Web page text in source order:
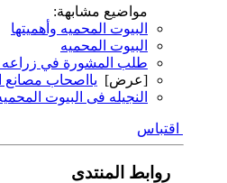
مواضيع مشابهة:
البيوت المحميه وأهميتها
البيوت المحميه
طلب المشورة في زراعه
[عرض] يااصحاب مصانع
النجيله فى البيوت
اقتباس
روابط المنتدى